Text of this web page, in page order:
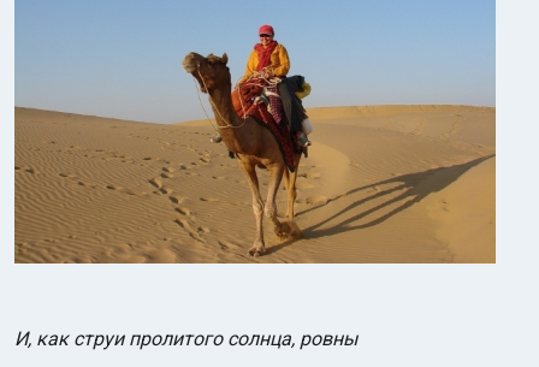
И, как струи пролитого солнца, ровны